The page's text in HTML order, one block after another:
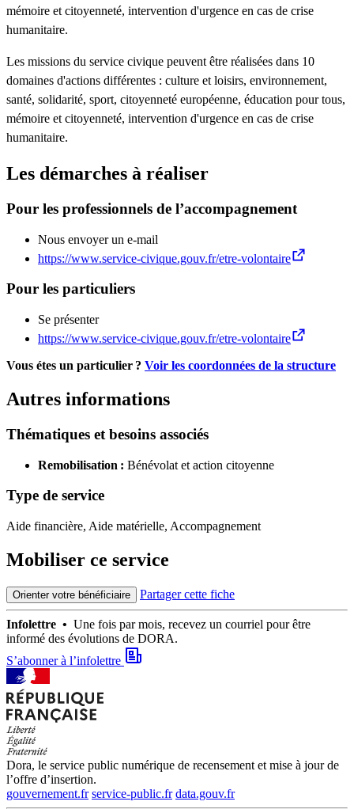
mémoire et citoyenneté, intervention d'urgence en cas de crise
humanitaire.
Les missions du service civique peuvent être réalisées dans 10
domaines d'actions différentes : culture et loisirs, environnement,
santé, solidarité, sport, citoyenneté européenne, éducation pour tous,
mémoire et citoyenneté, intervention d'urgence en cas de crise
humanitaire.
Les démarches à réaliser
Pour les professionnels de l’accompagnement
Nous envoyer un e-mail
https://www.service-civique.gouv.fr/etre-volontaire
Pour les particuliers
Se présenter
https://www.service-civique.gouv.fr/etre-volontaire
Vous étes un particulier ? Voir les coordonnées de la structure
Autres informations
Thématiques et besoins associés
Remobilisation : Bénévolat et action citoyenne
Type de service
Aide financière, Aide matérielle, Accompagnement
Mobiliser ce service
Orienter votre bénéficiaire Partager cette fiche
Infolettre • Une fois par mois, recevez un courriel pour être
informé des évolutions de DORA.
S’abonner à l’infolettre
Dora, le service public numérique de recensement et mise à jour de
l’offre d’insertion.
gouvernement.fr service-public.fr data.gouv.fr